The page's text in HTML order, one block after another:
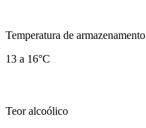
Temperatura de armazenamento
13 a 16°C
Teor alcoólico